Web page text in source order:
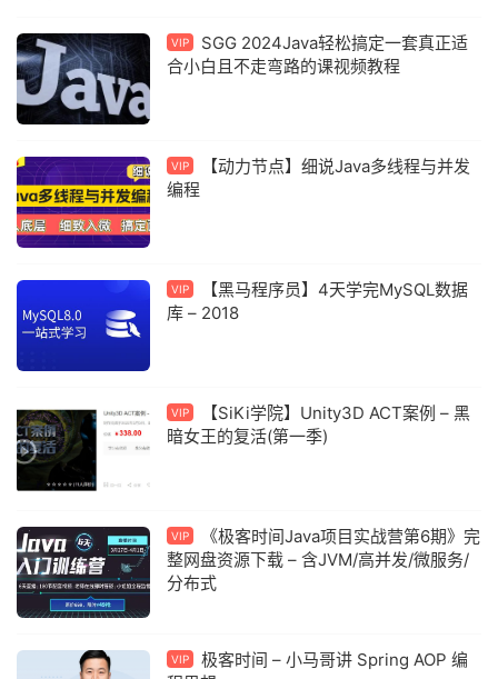
VIP
SGG 2024Java轻松搞定一套真正适
合小白且不走弯路的课视频教程
VIP
【动力节点】细说Java多线程与并发
编程
VIP
【黑马程序员】4天学完MySQL数据
库 – 2018
VIP
【SiKi学院】Unity3D ACT案例 – 黑
暗女王的复活(第一季)
VIP
《极客时间Java项目实战营第6期》完
整网盘资源下载 – 含JVM/高并发/微服务/
分布式
VIP
极客时间 – 小马哥讲 Spring AOP 编